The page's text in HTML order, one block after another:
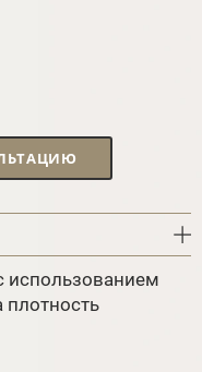
использованием